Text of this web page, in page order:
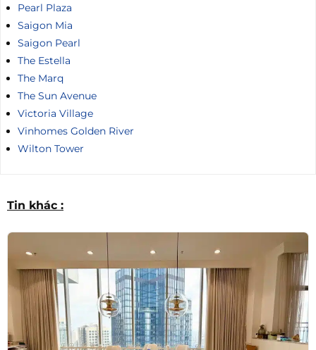
Pearl Plaza
Saigon Mia
Saigon Pearl
The Estella
The Marq
The Sun Avenue
Victoria Village
Vinhomes Golden River
Wilton Tower
Tin khác :